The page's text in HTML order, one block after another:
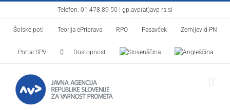
to
content
Telefon: 01 478 89 50 gp.avp(at)avp-rs.si
Šolske poti Teorija ePriprava RPO Pasavček Zemljevid PN
Portal SPV Dostopnost